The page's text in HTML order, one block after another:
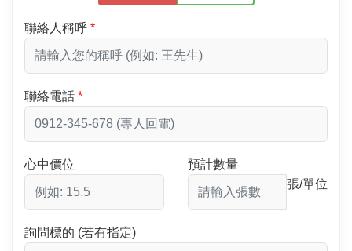
聯絡人稱呼
聯絡電話
心中價位
預計數量
張/單位
詢問標的 (若有指定)